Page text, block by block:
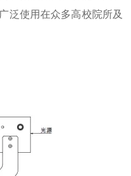
泛使用在众多高校院所及